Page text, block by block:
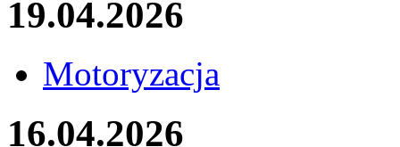
19.04.2026
Motoryzacja
16.04.2026